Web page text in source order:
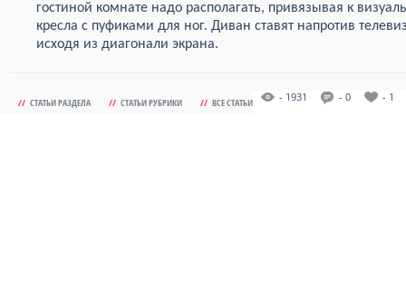
гостиной комнате надо располагать, привязывая к
кресла с пуфиками для ног. Диван ставят напротив
исходя из диагонали экрана.
// СТАТЬИ РАЗДЕЛА // СТАТЬИ РУБРИКИ // ВСЕ СТАТЬИ - 1931 - 0 - 1